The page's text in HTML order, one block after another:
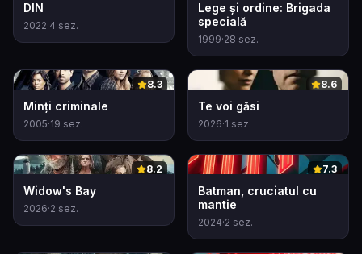
DIN
2022·4 sez.
Lege și ordine: Brigada
specială
1999·28 sez.
0 8.3
Minți criminale
2005·19 sez.
0 8.6
Te voi găsi
2026·1 sez.
0 8.2
Widow's Bay
2026·2 sez.
0 7.3
Batman, cruciatul cu
mantie
2024·2 sez.